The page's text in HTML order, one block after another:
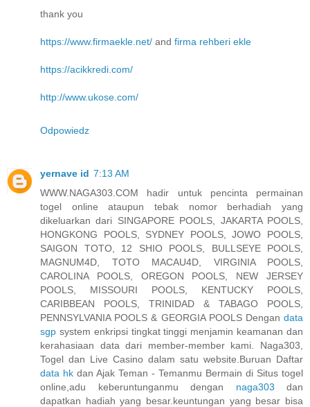
thank you
https://www.firmaekle.net/ and firma rehberi ekle
https://acikkredi.com/
http://www.ukose.com/
Odpowiedz
yernave id 7:13 AM
WWW.NAGA303.COM hadir untuk pencinta permainan
togel online ataupun tebak nomor berhadiah yang
dikeluarkan dari SINGAPORE POOLS, JAKARTA POOLS,
HONGKONG POOLS, SYDNEY POOLS, JOWO POOLS,
SAIGON TOTO, 12 SHIO POOLS, BULLSEYE POOLS,
MAGNUM4D, TOTO MACAU4D, VIRGINIA POOLS,
CAROLINA POOLS, OREGON POOLS, NEW JERSEY
POOLS, MISSOURI POOLS, KENTUCKY POOLS,
CARIBBEAN POOLS, TRINIDAD & TABAGO POOLS,
PENNSYLVANIA POOLS & GEORGIA POOLS Dengan data
sgp system enkripsi tingkat tinggi menjamin keamanan dan
kerahasiaan data dari member-member kami. Naga303,
Togel dan Live Casino dalam satu website.Buruan Daftar
data hk dan Ajak Teman - Temanmu Bermain di Situs togel
online,adu keberuntunganmu dengan naga303 dan
dapatkan hadiah yang besar.keuntungan yang besar bisa